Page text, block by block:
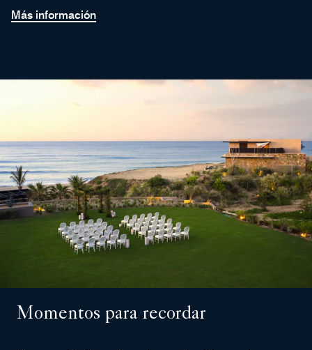
Más información
Momentos para recordar